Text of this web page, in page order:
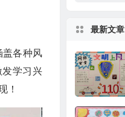
盖各种风
发学习兴
！
最新文章